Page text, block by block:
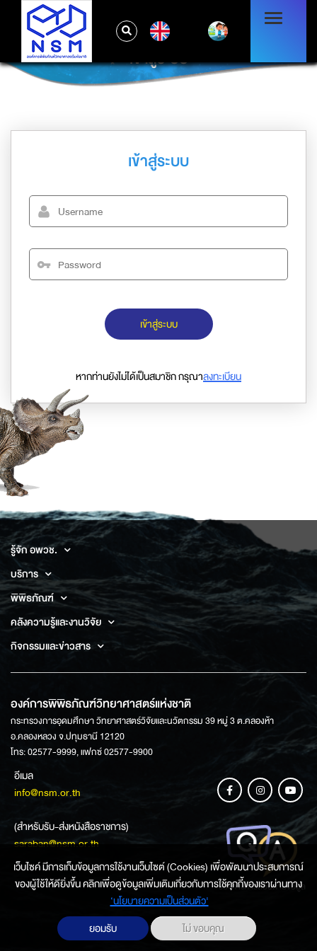
เข้าสู่ระบบ
เข้าสู่ระบบ
เข้าสู่ระบบ
หากท่านยังไม่ได้เป็นสมาชิก กรุณาลงทะเบียน
รู้จัก อพวช.
บริการ
พิพิธภัณฑ์
คลังความรู้และงานวิจัย
กิจกรรมและข่าวสาร
องค์การพิพิธภัณฑ์วิทยาศาสตร์แห่งชาติ
กระทรวงการอุดมศึกษา วิทยาศาสตร์วิจัยและนวัตกรรม 39 หมู่ 3 ต.คลองห้า
อ.คลองหลวง จ.ปทุมธานี 12120
โทร: 02577-9999, แฟกซ์ 02577-9900
อีเมล
info@nsm.or.th
(สำหรับรับ-ส่งหนังสือราชการ)
saraban@nsm.or.th
ช่องทางการสอบถามข้อมูล
เว็บไซค์ มีการเก็บข้อมูลการใช้งานเว็บไซต์ (Cookies) เพื่อพัฒนาประสบการณ์
ของผู้ใช้ให้ดียิ่งขึ้น คลิกเพื่อดูข้อมูลเพิ่มเติมเกี่ยวกับการใช้คุกกี้ของเราผ่านทาง
‘นโยบายความเป็นส่วนตัว'
ยอมรับ
ไม่ ขอบคุณ